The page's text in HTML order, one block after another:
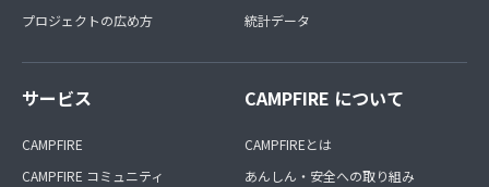
プロジェクトの広め方
統計データ
サービス
CAMPFIRE
CAMPFIRE コミュニティ
CAMPFIRE について
CAMPFIREとは
あんしん・安全への取り組み